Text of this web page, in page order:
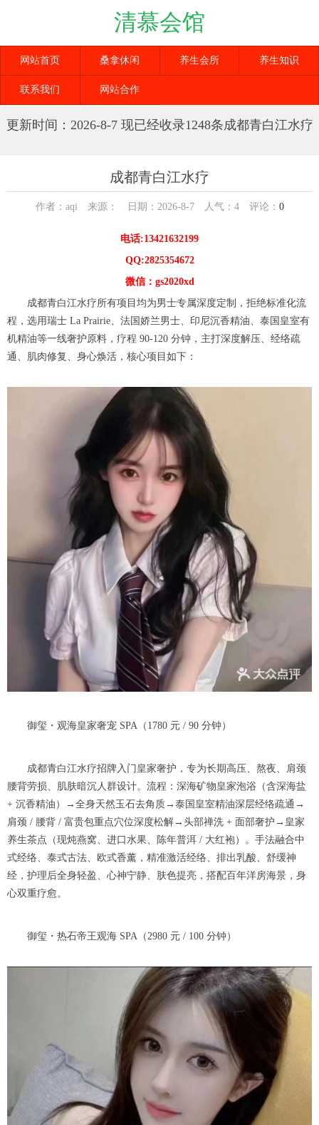
清慕会馆
网站首页 桑拿休闲 养生会所 养生知识
联系我们 网站合作
更新时间：2026-8-7 现已经收录1248条成都青白江水疗
成都青白江水疗
作者：aqi 来源： 日期：2026-8-7 人气： 4评论： 0
电话:13421632199
QQ:2825354672
微信：gs2020xd
成都青白江水疗所有项目均为男士专属深度定制，拒绝标准化流
程，选用瑞士 La Prairie、法国娇兰男士、印尼沉香精油、泰国皇室有
机精油等一线奢护原料，疗程 90-120 分钟，主打深度解压、经络疏
通、肌肉修复、身心焕活，核心项目如下：
御玺・观海皇家奢宠 SPA（1780 元 / 90 分钟）
成都青白江水疗招牌入门皇家奢护，专为长期高压、熬夜、肩颈
腰背劳损、肌肤暗沉人群设计。流程：深海矿物皇家泡浴（含深海盐
+ 沉香精油）→全身天然玉石去角质→泰国皇室精油深层经络疏通→
肩颈 / 腰背 / 富贵包重点穴位深度松解→头部禅洗 + 面部奢护→皇家
养生茶点（现炖燕窝、进口水果、陈年普洱 / 大红袍）。手法融合中
式经络、泰式古法、欧式香薰，精准激活经络、排出乳酸、舒缓神
经，护理后全身轻盈、心神宁静、肤色提亮，搭配百年洋房海景，身
心双重疗愈。
御玺・热石帝王观海 SPA（2980 元 / 100 分钟）